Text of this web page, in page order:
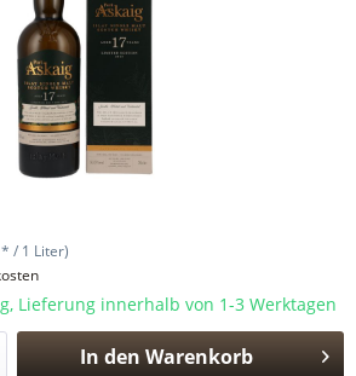
/ 1 Liter)
Lieferung innerhalb von 1-3 Werktagen
In den Warenkorb